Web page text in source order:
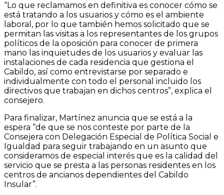
“Lo que reclamamos en definitiva es conocer cómo se
está tratando a los usuarios y cómo es el ambiente
laboral, por lo que también hemos solicitado que se
permitan las visitas a los representantes de los grupos
políticos de la oposición para conocer de primera
mano las inquietudes de los usuarios y evaluar las
instalaciones de cada residencia que gestiona el
Cabildo, así como entrevistarse por separado e
individualmente con todo el personal incluido los
directivos que trabajan en dichos centros”, explica el
consejero.
Para finalizar, Martínez anuncia que se está a la
espera “de que se nos conteste por parte de la
Consejera con Delegación Especial de Política Social e
Igualdad para seguir trabajando en un asunto que
consideramos de especial interés que es la calidad del
servicio que se presta a las personas residentes en los
centros de ancianos dependientes del Cabildo
Insular”.